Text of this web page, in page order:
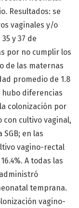
Resultados: se
vaginales y/o
y 37 de
por no cumplir los
de las maternas
promedio de 1.8
hubo diferencias
colonización por
con cultivo vaginal,
en las
vagino-rectal
A todas las
temprana.
vagino-